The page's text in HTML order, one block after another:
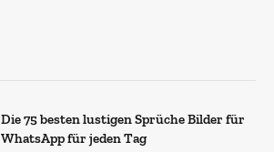
Die 75 besten lustigen Sprüche Bilder für
WhatsApp für jeden Tag